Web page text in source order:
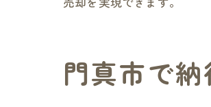
門真市で